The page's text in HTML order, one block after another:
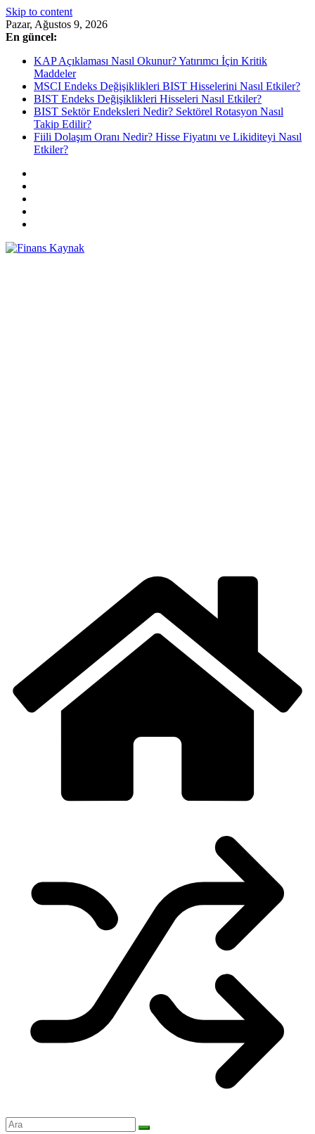
Skip to content
Pazar, Ağustos 9, 2026
En güncel:
KAP Açıklaması Nasıl Okunur? Yatırımcı İçin Kritik
Maddeler
MSCI Endeks Değişiklikleri BIST Hisselerini Nasıl Etkiler?
BIST Endeks Değişiklikleri Hisseleri Nasıl Etkiler?
BIST Sektör Endeksleri Nedir? Sektörel Rotasyon Nasıl
Takip Edilir?
Fiili Dolaşım Oranı Nedir? Hisse Fiyatını ve Likiditeyi Nasıl
Etkiler?